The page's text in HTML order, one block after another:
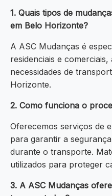
1. Quais tipos de
em Belo Horizonte?
A ASC Mudanças é
residenciais e
necessidades de
Horizonte.
2. Como funciona o
Oferecemos serviços de
para garantir a
durante o transporte.
utilizados para proteger
3. A ASC Mudanças